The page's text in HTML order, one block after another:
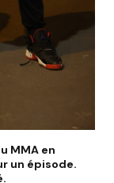
MMA en
un épisode.